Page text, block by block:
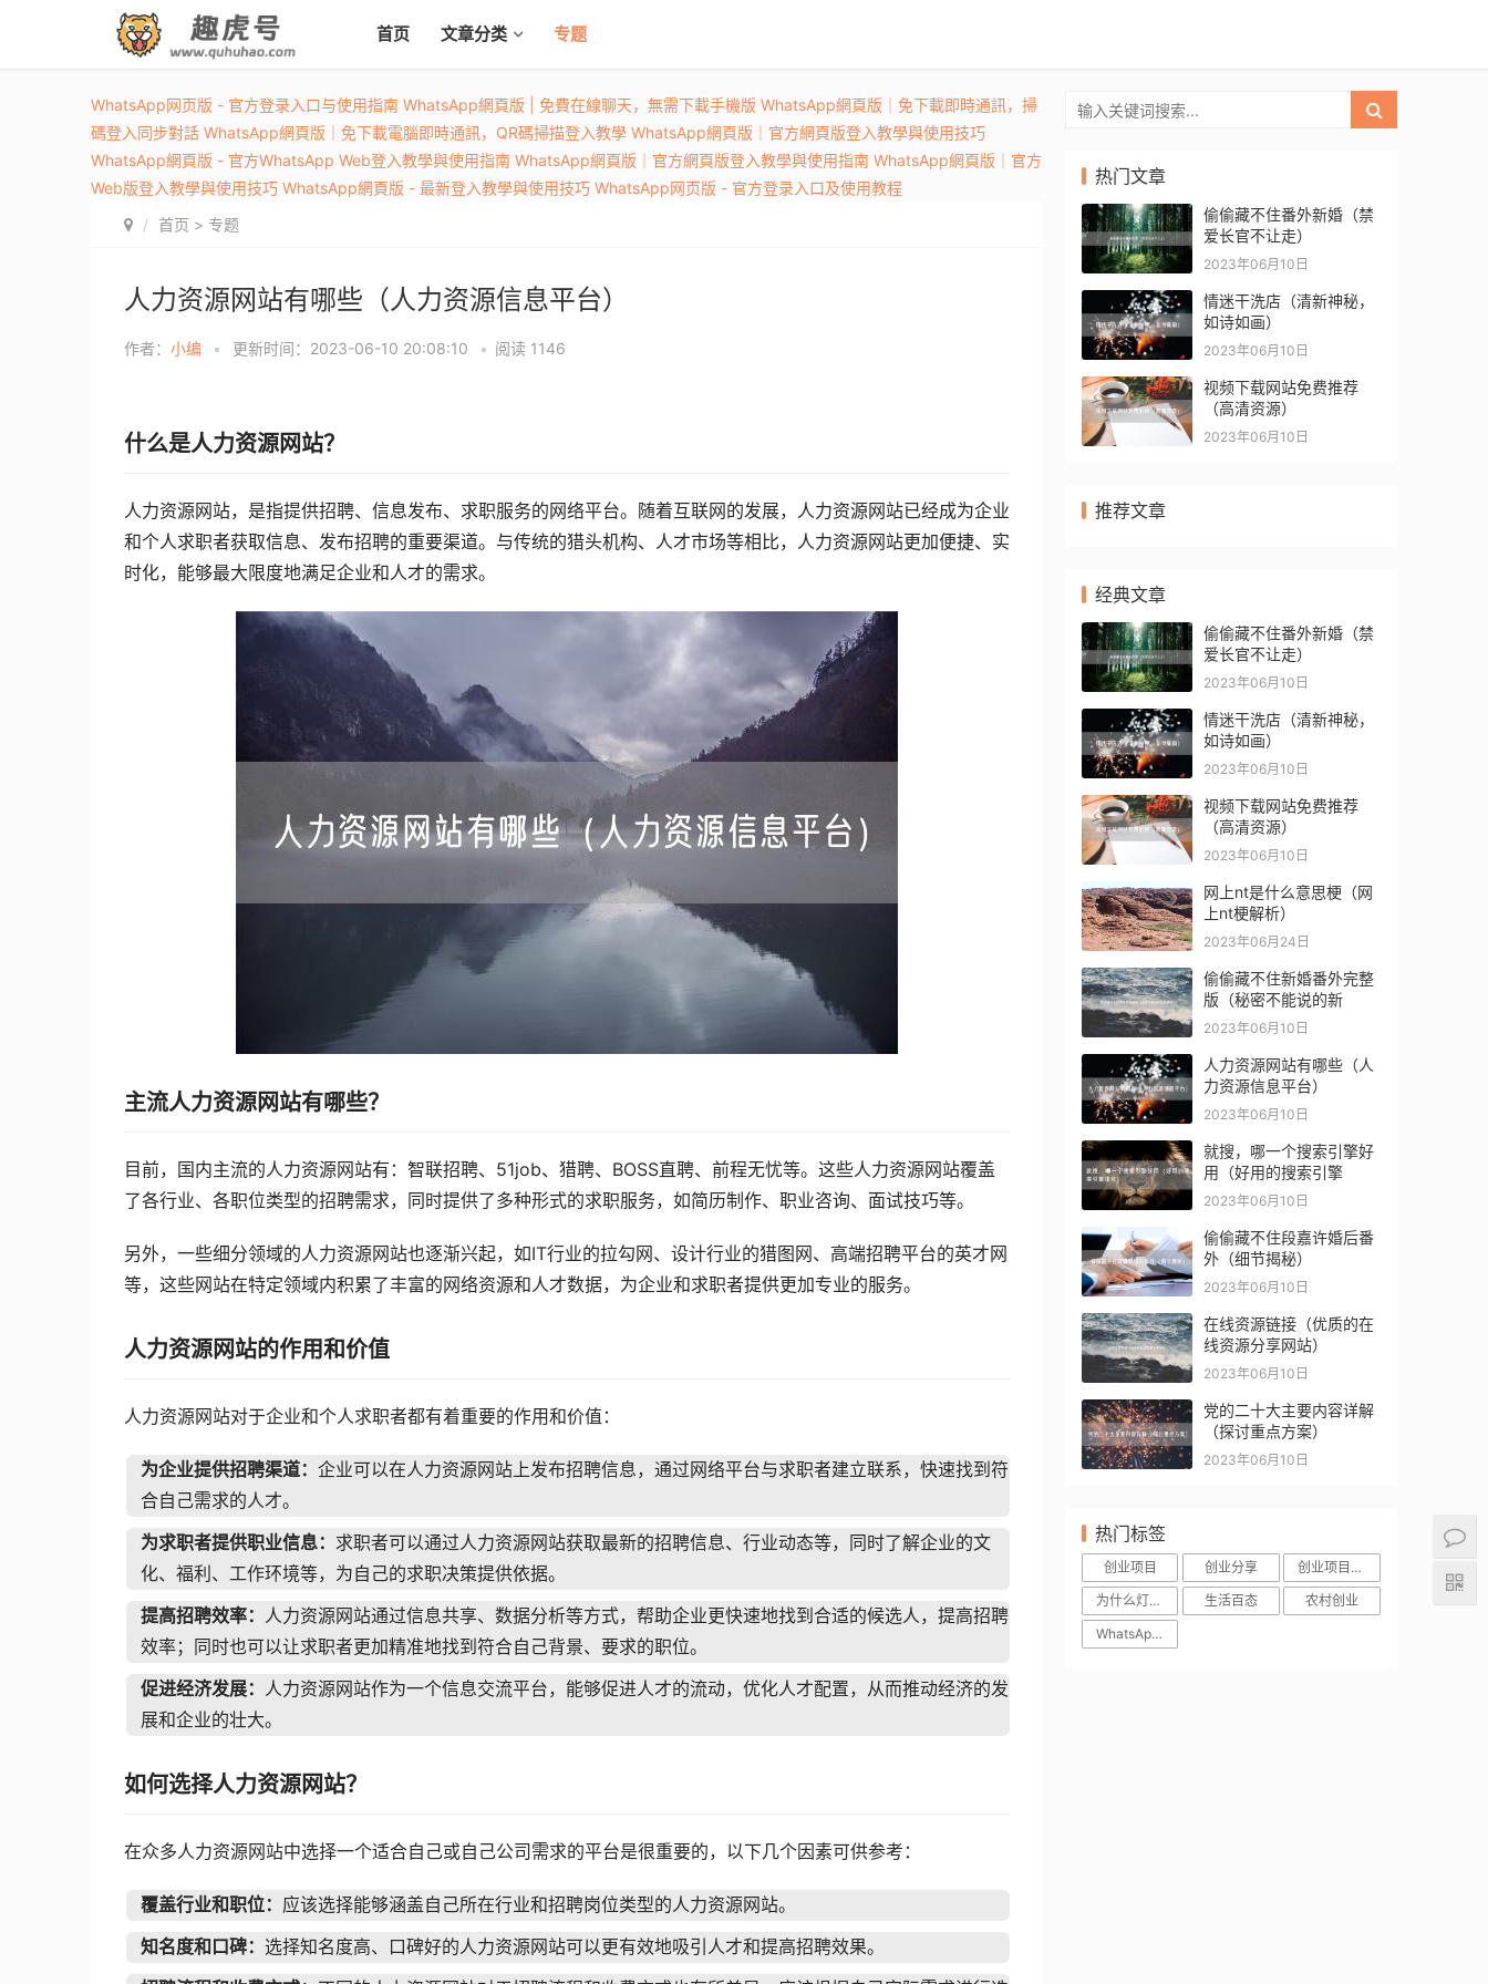
首页 文章分类 专题
WhatsApp网页版 - 官方登录入口与使用指南 WhatsApp網頁版 | 免費在線聊天，無需下載手機版 WhatsApp網頁版｜免下載即時通訊，掃
碼登入同步對話 WhatsApp網頁版｜免下載電腦即時通訊，QR碼掃描登入教學 WhatsApp網頁版｜官方網頁版登入教學與使用技巧
WhatsApp網頁版 - 官方WhatsApp Web登入教學與使用指南 WhatsApp網頁版｜官方網頁版登入教學與使用指南 WhatsApp網頁版｜官方
Web版登入教學與使用技巧 WhatsApp網頁版 - 最新登入教學與使用技巧 WhatsApp网页版 - 官方登录入口及使用教程
首页 > 专题
人力资源网站有哪些（人力资源信息平台）
作者： 小编 • 更新时间：2023-06-10 20:08:10 • 阅读 1146
什么是人力资源网站？
人力资源网站，是指提供招聘、信息发布、求职服务的网络平台。随着互联网的发展，人力资源网站已经成为企业
和个人求职者获取信息、发布招聘的重要渠道。与传统的猎头机构、人才市场等相比，人力资源网站更加便捷、实
时化，能够最大限度地满足企业和人才的需求。
主流人力资源网站有哪些？
目前，国内主流的人力资源网站有：智联招聘、51job、猎聘、BOSS直聘、前程无忧等。这些人力资源网站覆盖
了各行业、各职位类型的招聘需求，同时提供了多种形式的求职服务，如简历制作、职业咨询、面试技巧等。
另外，一些细分领域的人力资源网站也逐渐兴起，如IT行业的拉勾网、设计行业的猎图网、高端招聘平台的英才网
等，这些网站在特定领域内积累了丰富的网络资源和人才数据，为企业和求职者提供更加专业的服务。
人力资源网站的作用和价值
人力资源网站对于企业和个人求职者都有着重要的作用和价值：
为企业提供招聘渠道： 企业可以在人力资源网站上发布招聘信息，通过网络平台与求职者建立联系，快速找到符
合自己需求的人才。
为求职者提供职业信息： 求职者可以通过人力资源网站获取最新的招聘信息、行业动态等，同时了解企业的文
化、福利、工作环境等，为自己的求职决策提供依据。
提高招聘效率： 人力资源网站通过信息共享、数据分析等方式，帮助企业更快速地找到合适的候选人，提高招聘
效率；同时也可以让求职者更加精准地找到符合自己背景、要求的职位。
促进经济发展： 人力资源网站作为一个信息交流平台，能够促进人才的流动，优化人才配置，从而推动经济的发
展和企业的壮大。
如何选择人力资源网站？
在众多人力资源网站中选择一个适合自己或自己公司需求的平台是很重要的，以下几个因素可供参考：
覆盖行业和职位： 应该选择能够涵盖自己所在行业和招聘岗位类型的人力资源网站。
知名度和口碑： 选择知名度高、口碑好的人力资源网站可以更有效地吸引人才和提高招聘效果。
热门文章
偷偷藏不住番外新婚（禁
爱长官不让走）
2023年06月10日
情迷干洗店（清新神秘，
如诗如画）
2023年06月10日
视频下载网站免费推荐
（高清资源）
2023年06月10日
推荐文章
经典文章
偷偷藏不住番外新婚（禁
爱长官不让走）
2023年06月10日
情迷干洗店（清新神秘，
如诗如画）
2023年06月10日
视频下载网站免费推荐
（高清资源）
2023年06月10日
网上nt是什么意思梗（网
上nt梗解析）
2023年06月24日
偷偷藏不住新婚番外完整
版（秘密不能说的新
2023年06月10日
人力资源网站有哪些（人
力资源信息平台）
2023年06月10日
就搜，哪一个搜索引擎好
用（好用的搜索引擎
2023年06月10日
偷偷藏不住段嘉许婚后番
外（细节揭秘）
2023年06月10日
在线资源链接（优质的在
线资源分享网站）
2023年06月10日
党的二十大主要内容详解
（探讨重点方案）
2023年06月10日
热门标签
创业项目 创业分享
创业项目加盟
为什么灯珠会亮
生活百态
农村创业
WhatsApp网页版